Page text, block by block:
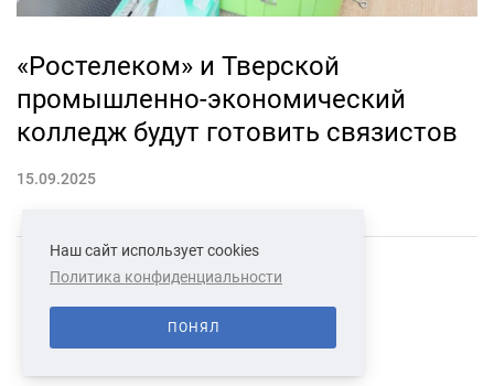
«Ростелеком» и Тверской
промышленно-экономический
колледж будут готовить связистов
15.09.2025
СВЯЗАТЬСЯ С НАМИ О НАС
Наш сайт использует cookies
Политика конфиденциальности
ПОНЯЛ